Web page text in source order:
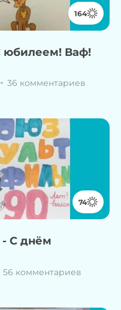
164
юбилеем! Ваф!
36 комментариев
74
- С днём
56 комментариев